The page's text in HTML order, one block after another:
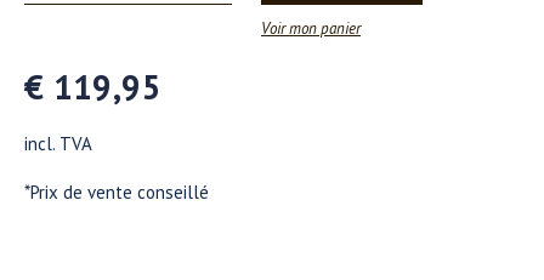
Voir mon panier
€ 119,95
incl. TVA
*Prix de vente conseillé